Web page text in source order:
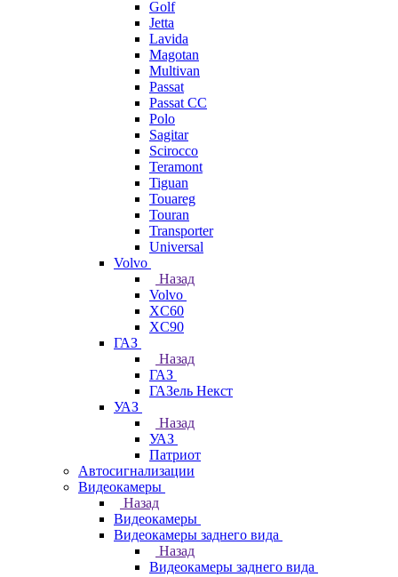
Golf
Jetta
Lavida
Magotan
Multivan
Passat
Passat CC
Polo
Sagitar
Scirocco
Teramont
Tiguan
Touareg
Touran
Transporter
Universal
Volvo
Назад
Volvo
XC60
XC90
ГАЗ
Назад
ГАЗ
ГАЗель Некст
УАЗ
Назад
УАЗ
Патриот
Автосигнализации
Видеокамеры
Назад
Видеокамеры
Видеокамеры заднего вида
Назад
Видеокамеры заднего вида